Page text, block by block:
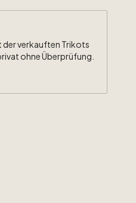
der verkauften Trikots
ohne Überprüfung.